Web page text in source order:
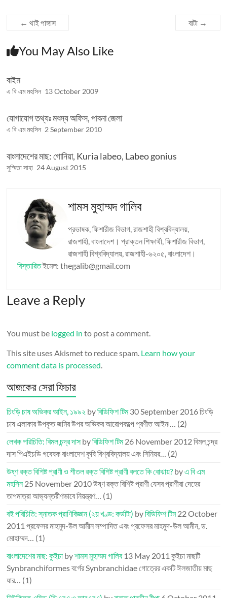
← থাই পাঙ্গাস বাটা →
You May Also Like
বাইম
এ বি এম মহসিন 13 October 2009
যোগাযোগ তথ্যঃ মৎস্য অফিস, পাবনা জেলা
এ বি এম মহসিন 2 September 2010
বাংলাদেশের মাছ: গোনিয়া, Kuria labeo, Labeo gonius
সুস্মিতা সাহা 24 August 2015
শামস মুহাম্মদ গালিব
প্রভাষক, ফিশারীজ বিভাগ, রাজশাহী বিশ্ববিদ্যালয়,
রাজশাহী, বাংলাদেশ। প্রাক্তন শিক্ষার্থী, ফিশারীজ বিভাগ,
রাজশাহী বিশ্ববিদ্যালয়, রাজশাহী-৬২০৫, বাংলাদেশ।
বিস্তারিতইমেল: thegalib@gmail.com
Leave a Reply
You must be logged in to post a comment.
This site uses Akismet to reduce spam. Learn how your
comment data is processed.
আজকের সেরা ফিচার
চিংড়ি চাষ অভিকর আইন, ১৯৯২ byবিডিফিশ টিম30 September 2016চিংড়ি
চাষ এলাকার উপকৃত জমির উপর অভিকর আরোপকল্পে প্রণীত আইন৷… (2)
লেখক পরিচিতি: বিমল চন্দ্র দাসbyবিডিফিশ টিম26 November 2012বিমল চন্দ্র
দাস পিএইচডি গবেষক বাংলাদেশ কৃষি বিশ্ববিদ্যালয় এবং সিনিয়র… (2)
উষ্ণ রক্ত বিশিষ্ট প্রাণী ও শীতল রক্ত বিশিষ্ট প্রাণী বলতে কি বোঝায়? byএ বি এম
মহসিন25 November 2010উষ্ণ রক্ত বিশিষ্ট প্রাণী যেসব প্রাণীরা দেহের
তাপমাত্রা আভ্যন্তরীণভাবে নিয়ন্ত্রণ… (1)
বই পরিচিতি: স্নাতক প্রাণিবিজ্ঞান (২য় খণ্ড: কর্ডাটা) byবিডিফিশ টিম22 October
2011 প্রফেসর মাহমুদ-উল আমীন সম্পাদিত এবং প্রফেসর মাহমুদ-উল আমীন, ড.
মোহাম্মদ… (1)
বাংলাদেশের মাছ: কুইচা byশামস মুহাম্মদ গালিব 13 May 2011 কুইচা মাছটি
Synbranchiformes বর্গের Synbranchidae গোত্রের একটি ঈলজাতীয় মাছ
যার… (1)